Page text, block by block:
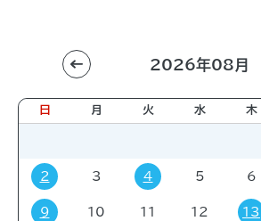
利用目的
すべて 進学相談会 講習会
販売会 展示会 イベント コ
その他
2026年08月
日 月 火 水 木
2 3 4 5 6
9 10 11 12 13